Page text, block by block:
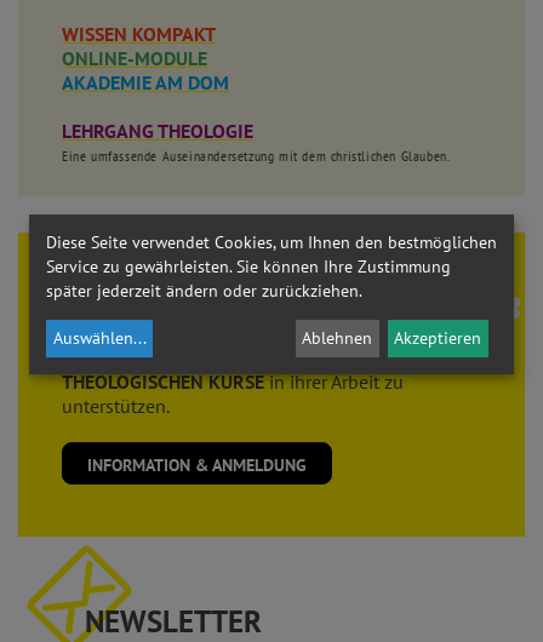
WISSEN KOMPAKT
ONLINE-MODULE
AKADEMIE AM DOM
LEHRGANG THEOLOGIE
Eine umfassende Auseinandersetzung mit dem christlichen Glauben.
Theologie brauchtFREUNDE
Der Verein der
FREUNDE der THEOLOGISCHEN
KURSEsieht es als seine Aufgabe, die
THEOLOGISCHEN KURSEin ihrer Arbeit zu
unterstützen.
INFORMATION & ANMELDUNG
NEWSLETTER
Diese Seite verwendet Cookies, um Ihnen den bestmöglichen
Service zu gewährleisten. Sie können Ihre Zustimmung
später jederzeit ändern oder zurückziehen.
Auswählen... Ablehnen Akzeptieren